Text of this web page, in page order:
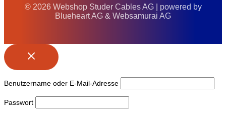
© 2026 Webshop Studer Cables AG | powered by
Blueheart AG & Websamurai AG
Benutzername oder E-Mail-Adresse
Passwort